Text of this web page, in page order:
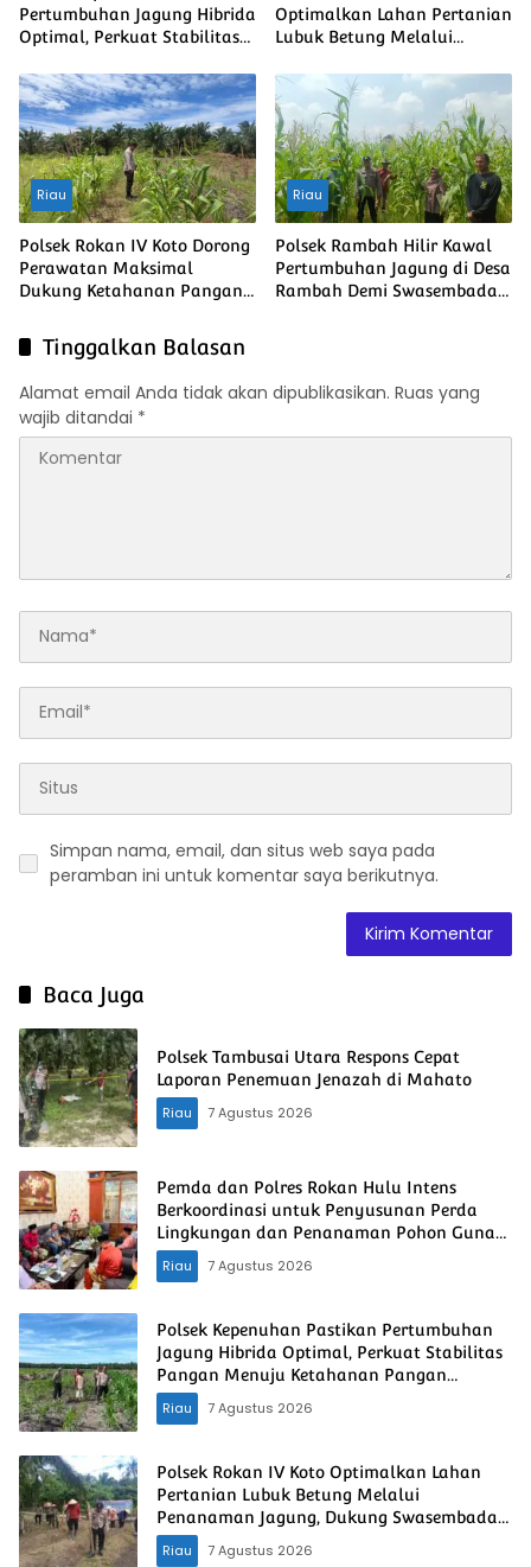
Pertumbuhan Jagung Hibrida
Optimal, Perkuat Stabilitas
Pangan Nasional
Optimalkan Lahan Pertanian
Lubuk Betung Melalui
Swasembada Pangan
Nasional
Riau
Polsek Rokan IV Koto Dorong
Perawatan Maksimal
Dukung Ketahanan Pangan
bendahara
Riau
Polsek Rambah Hilir Kawal
Pertumbuhan Jagung di Desa
Rambah Demi Swasembada
Tinggalkan Balasan
Alamat email Anda tidak akan dipublikasikan. Ruas yang
wajib ditandai *
Simpan nama, email, dan situs web saya pada
peramban ini untuk komentar saya berikutnya.
Baca Juga
Polsek Tambusai Utara Respons Cepat
Laporan Penemuan Jenazah di Mahato
Riau
7 Agustus 2026
Pemda dan Polres Rokan Hulu Intens
Berkoordinasi untuk Penyusunan Perda
Lingkungan dan Penanaman Pohon Guna
Mendukung Program Green Policing
Riau 7 Agustus 2026
Polsek Kepenuhan Pastikan Pertumbuhan
Jagung Hibrida Optimal, Perkuat Stabilitas
Pangan Menuju Ketahanan Pangan
Nasional
Riau 7 Agustus 2026
Polsek Rokan IV Koto Optimalkan Lahan
Pertanian Lubuk Betung Melalui
Penanaman Jagung, Dukung Swasembada
Pangan Nasional
Riau 7 Agustus 2026